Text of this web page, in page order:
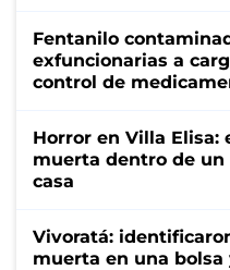
Fentanilo
exfuncionarias a
control de
Horror en Villa Elisa:
muerta dentro de un
casa
Vivoratá:
muerta en una